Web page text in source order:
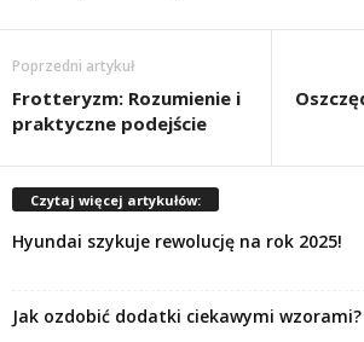
Poprzedni artykuł
Frotteryzm: Rozumienie i
praktyczne podejście
Czytaj więcej artykułów:
Hyundai szykuje rewolucję na rok 2025!
Jak ozdobić dodatki ciekawymi wzorami?